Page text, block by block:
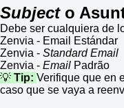
Subject o
Debe ser cualquiera de
Zenvia - Email Estándar
Zenvia - Standard Email
Zenvia - Email Padrão
💡 Tip: Verifique que en
caso que se vaya a